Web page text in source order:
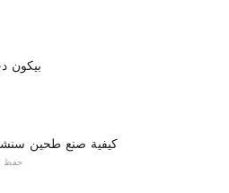
بيكون
كيفية صنع طحين
حفظ